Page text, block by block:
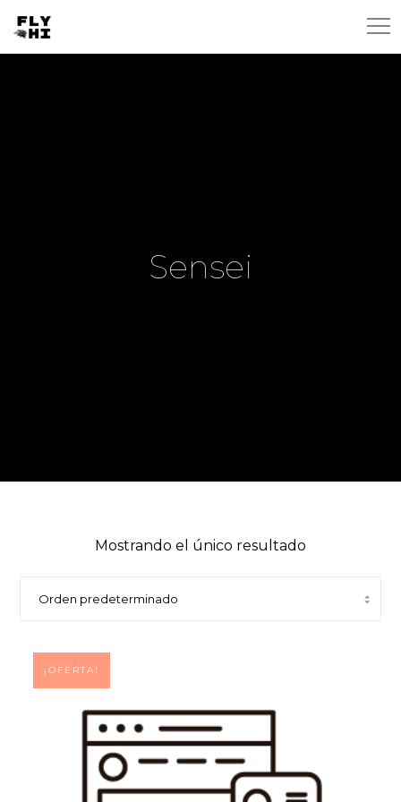
Sensei
Mostrando el único resultado
¡OFERTA!